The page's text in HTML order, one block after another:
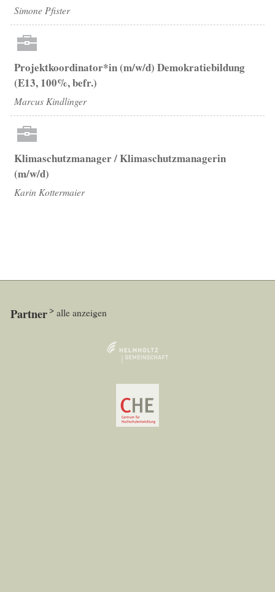
Simone Pfister
Projektkoordinator*in (m/w/d) Demokratiebildung
(E13, 100%, befr.)
Marcus Kindlinger
Klimaschutzmanager / Klimaschutzmanagerin
(m/w/d)
Karin Kottermaier
Partner alle anzeigen